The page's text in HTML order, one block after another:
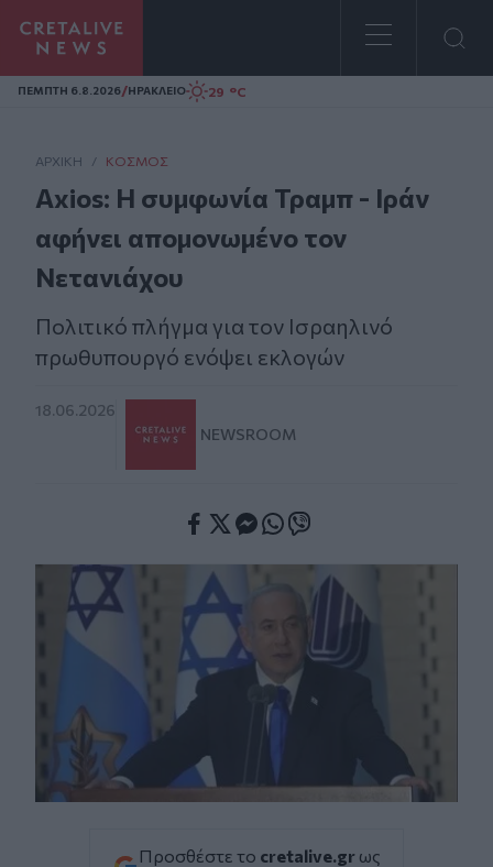
Homepage
ΠΕΜΠΤΗ 6.8.2026/ΗΡΑΚΛΕΙΟ 29 °C
ΑΡΧΙΚΗ / ΚΌΣΜΟΣ
Axios: Η συμφωνία Τραμπ - Ιράν
αφήνει απομονωμένο τον
Νετανιάχου
Πολιτικό πλήγμα για τον Ισραηλινό
πρωθυπουργό ενόψει εκλογών
18.06.2026
NEWSROOM
Προσθέστε το cretalive.gr ως